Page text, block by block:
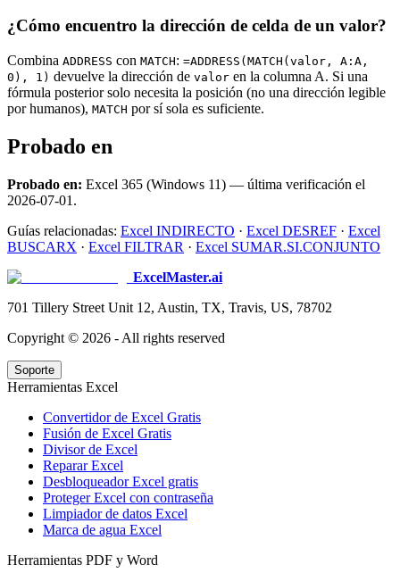
¿Cómo encuentro la dirección de celda de un valor?
Combina ADDRESS con MATCH: =ADDRESS(MATCH(valor, A:A,
0), 1) devuelve la dirección de valor en la columna A. Si una
fórmula posterior solo necesita la posición (no una dirección legible
por humanos), MATCH por sí sola es suficiente.
Probado en
Probado en: Excel 365 (Windows 11) — última verificación el
2026-07-01.
Guías relacionadas: Excel INDIRECTO · Excel DESREF · Excel
BUSCARX · Excel FILTRAR · Excel SUMAR.SI.CONJUNTO
ExcelMaster.ai
701 Tillery Street Unit 12, Austin, TX, Travis, US, 78702
Copyright © 2026 - All rights reserved
Soporte
Herramientas Excel
Convertidor de Excel Gratis
Fusión de Excel Gratis
Divisor de Excel
Reparar Excel
Desbloqueador Excel gratis
Proteger Excel con contraseña
Limpiador de datos Excel
Marca de agua Excel
Herramientas PDF y Word